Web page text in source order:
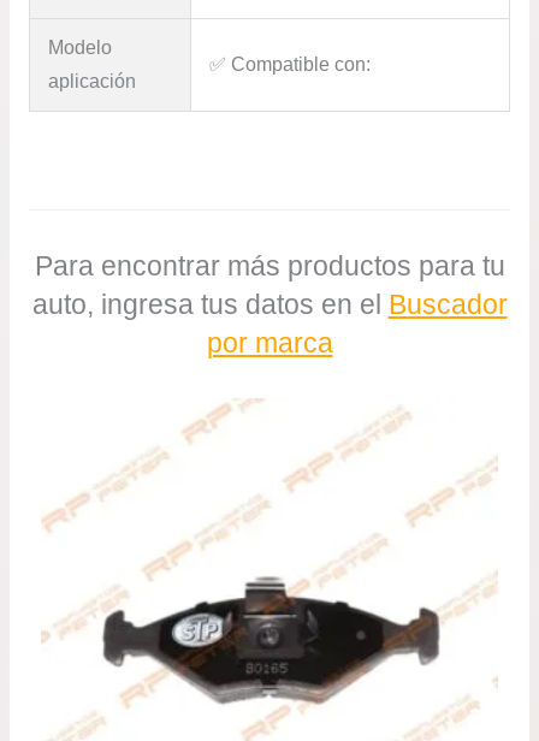
Modelo
aplicación
✅​ Compatible con:
Para encontrar más productos para tu
auto, ingresa tus datos en el Buscador
por marca